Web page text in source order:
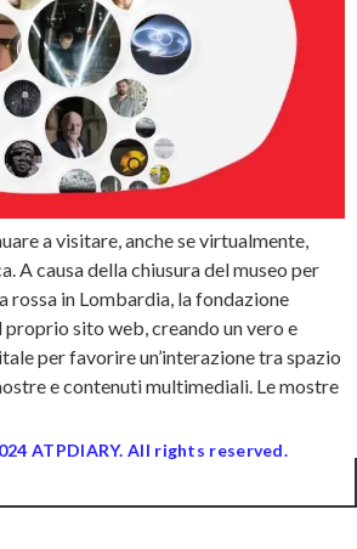
a visitare, anche se virtualmente,
A causa della chiusura del museo per
rossa in Lombardia, la fondazione
sito web, creando un vero e
per favorire un’interazione tra spazio
e contenuti multimediali. Le mostre
ATPDIARY. All rights reserved.